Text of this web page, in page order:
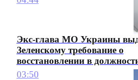
Экс-глава МО Украины
Зеленскому требование о
восстановлении в
03:50